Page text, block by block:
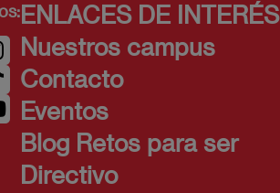
ENLACES DE INTERÉS
Nuestros campus
Contacto
Eventos
Blog Retos para ser
Directivo